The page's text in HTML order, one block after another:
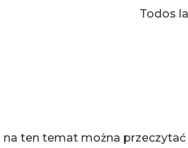
Todos
na ten temat można przeczytać